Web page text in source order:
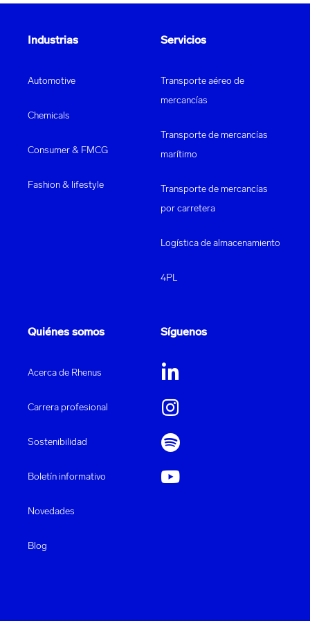
Nuestros servicios de despacho aduanero de extremo
software propio, utilizamos los mismos datos para
Industrias
Automotive
Chemicals
Consumer & FMCG
Fashion & lifestyle
Servicios
Transporte aéreo de
mercancías
Transporte de mercancías
marítimo
Transporte de mercancías
por carretera
Logística de almacenamiento
4PL
Quiénes somos
Acerca de Rhenus
Carrera profesional
Sostenibilidad
Boletín informativo
Novedades
Blog
Síguenos